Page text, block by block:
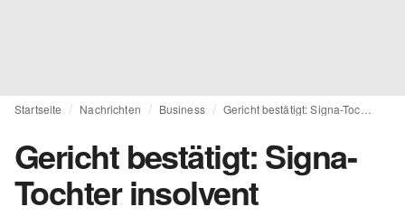
Startseite Nachrichten Business
Gericht bestätigt: Signa-
Tochter insolvent